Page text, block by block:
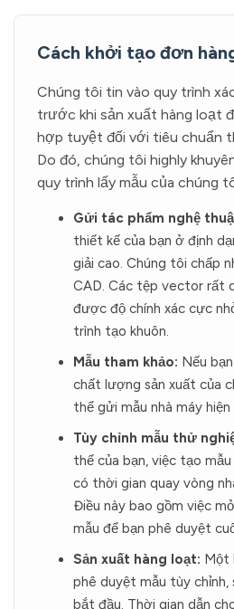
Cách khởi tạo đơn
Chúng tôi tin vào quy trình
trước khi sản xuất hàng loạt
hợp tuyệt đối với tiêu chuẩn
Do đó, chúng tôi highly
quy trình lấy mẫu của chúng
Gửi tác phẩm nghệ
thiết kế của bạn ở định
giải cao. Chúng tôi chấp
CAD. Các tệp vector rất
được độ chính xác cực
trình tạo khuôn.
Mẫu tham khảo: Nếu
chất lượng sản xuất của
thể gửi mẫu nhà máy
Tùy chỉnh mẫu thử
thể của bạn, việc tạo
có thời gian quay vòng
Điều này bao gồm việc
mẫu để bạn phê duyệt
Sản xuất hàng loạt: Một
phê duyệt mẫu tùy chỉnh,
bắt đầu. Thời gian dẫn